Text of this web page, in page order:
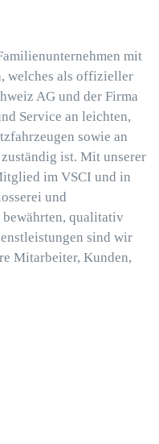
mit
welches als offizieller
AG und der Firma
Service an leichten,
sowie an
ist. Mit unserer
im VSCI und in
und
qualitativ
sind wir
Mitarbeiter, Kunden,